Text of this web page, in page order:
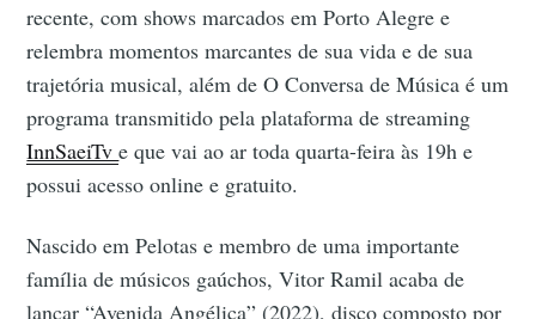
recente, com shows marcados em Porto Alegre e
relembra momentos marcantes de sua vida e de sua
trajetória musical, além de O Conversa de Música é um
programa transmitido pela plataforma de streaming
InnSaeiTve que vai ao ar toda quarta-feira às 19h e
possui acesso online e gratuito.
Nascido em Pelotas e membro de uma importante
família de músicos gaúchos, Vitor Ramil acaba de
lançar “Avenida Angélica” (2022), disco composto por